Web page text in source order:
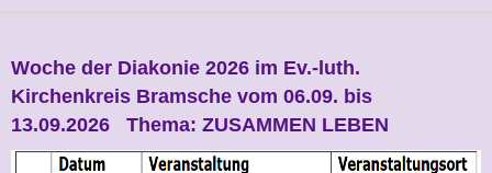
Woche der Diakonie 2026 im Ev.-luth.
Kirchenkreis Bramsche vom 06.09. bis
13.09.2026 Thema: ZUSAMMEN LEBEN